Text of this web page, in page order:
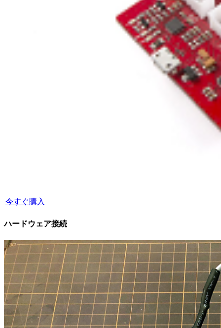
今すぐ購入
ハードウェア接続